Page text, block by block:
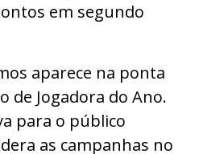
em segundo
aparece na ponta
de Jogadora do Ano.
para o público
as campanhas no